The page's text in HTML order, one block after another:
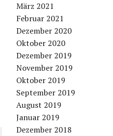
März 2021
Februar 2021
Dezember 2020
Oktober 2020
Dezember 2019
November 2019
Oktober 2019
September 2019
August 2019
Januar 2019
Dezember 2018